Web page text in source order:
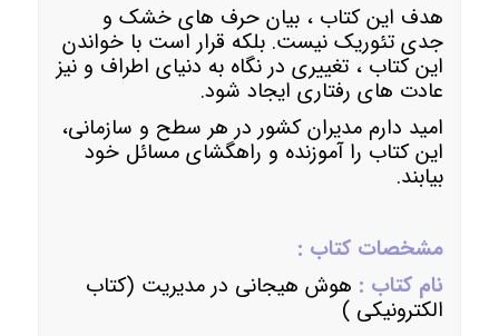
هدف این کتاب ، بیان حرف های خشک و
جدی تئوریک نیست. بلکه قرار است با خواندن
این کتاب ، تغییری در نگاه به دنیای اطراف و نیز
عادت های رفتاری ایجاد شود.
امید دارم مدیران کشور در هر سطح و سازمانی،
این کتاب را آموزنده و راهگشای مسائل خود
بیابند.
مشخصات کتاب :
نام کتاب : هوش هیجانی در مدیریت (کتاب
الکترونیکی )